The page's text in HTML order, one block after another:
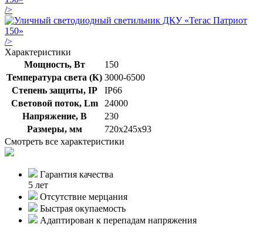
/>
/>
Характеристики
Мощность, Вт
150
Температура света (К) 3000-6500
Степень защиты, IP
IP66
Световой поток, Lm
24000
Напряжение, В
230
Размеры, мм
720х245х93
Смотреть все характеристики
Гарантия качества
5 лет
Отсутствие мерцания
Быстрая окупаемость
Адаптирован к перепадам напряжения